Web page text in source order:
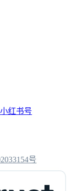
号